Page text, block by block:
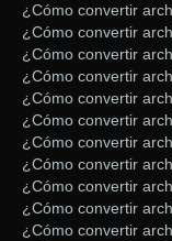
¿Cómo convertir
¿Cómo convertir
¿Cómo convertir
¿Cómo convertir
¿Cómo convertir
¿Cómo convertir
¿Cómo convertir
¿Cómo convertir
¿Cómo convertir
¿Cómo convertir
¿Cómo convertir